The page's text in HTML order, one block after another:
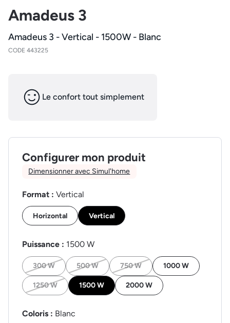
Amadeus 3
Amadeus 3 - Vertical - 1500W - Blanc
CODE 443225
Le confort tout simplement
Configurer mon produit
Dimensionner avec Simul'home
Format : Vertical
Horizontal Vertical
Puissance : 1500 W
300 W 500 W 750 W 1000 W
1250 W 1500 W 2000 W
Coloris : Blanc